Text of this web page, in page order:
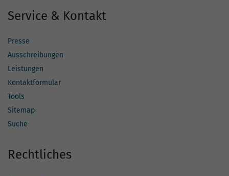
Service & Kontakt
Presse
Ausschreibungen
Leistungen
Kontaktformular
Tools
Sitemap
Suche
Rechtliches